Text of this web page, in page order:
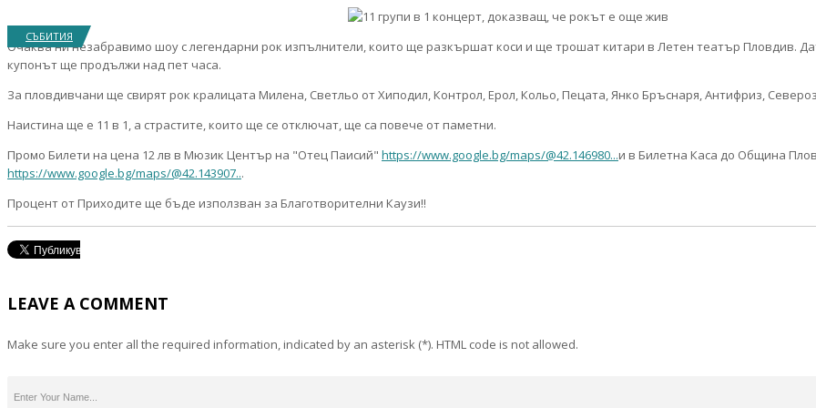
СЪБИТИЯ
Очаква ни незабравимо шоу с легендарни рок изпълнители, които ще разкършат коси и ще трошат китари в Летен театър Пловдив.
купонът ще продължи над пет часа.
За пловдивчани ще свирят рок кралицата Милена, Светльо от Хиподил, Контрол, Ерол, Кольо, Пецата, Янко Бръснаря, Антифриз,
Наистина ще е 11 в 1, а страстите, които ще се отключат, ще са повече от паметни.
Промо Билети на цена 12 лв в Мюзик Център на "Отец Паисий" https://www.google.bg/maps/@42.146980...и в Билетна Каса до Община
https://www.google.bg/maps/@42.143907...
Процент от Приходите ще бъде използван за Благотворителни Каузи!!
LEAVE A COMMENT
Make sure you enter all the required information, indicated by an asterisk (*). HTML code is not allowed.